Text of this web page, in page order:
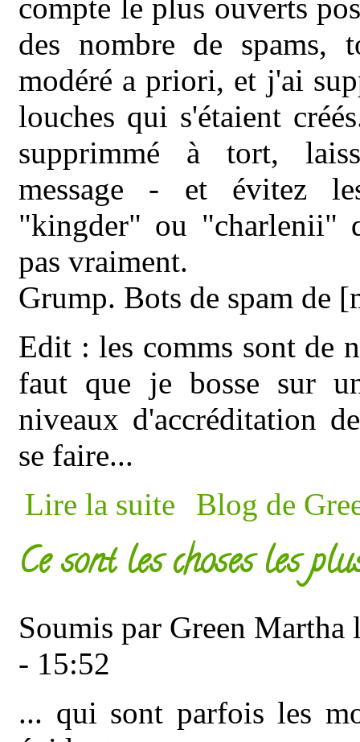
compte le plus ouverts
des nombre de spams,
modéré a priori, et j'ai
louches qui s'étaient
supprimmé à tort,
message - et évitez
"kingder" ou "charlenii"
pas vraiment.
Grump. Bots de spam de
Edit : les comms sont de
faut que je bosse sur
niveaux d'accréditation
se faire...
Lire la suite de Une petite piqûre de rappel du
Blog de
Ce sont les choses les
Soumis par Green Martha
- 15:52
... qui sont parfois les